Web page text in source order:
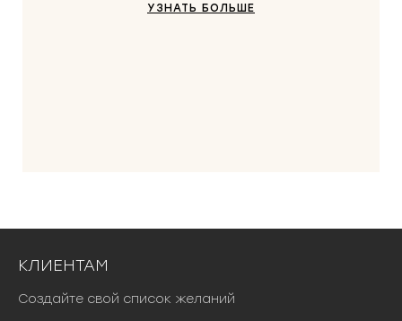
УЗНАТЬ БОЛЬШЕ
КЛИЕНТАМ
Создайте свой список желаний